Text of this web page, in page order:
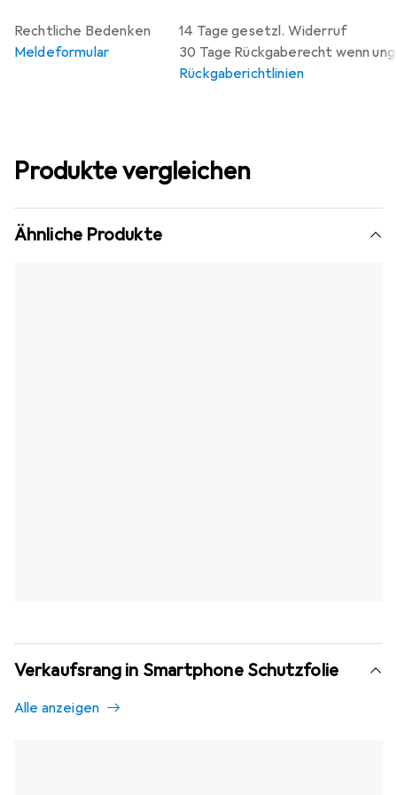
14 Tage gesetzl. Widerruf
30 Tage Rückgaberecht wenn
Rückgaberichtlinien
Rechtliche Bedenken
Meldeformular
Produkte vergleichen
Ähnliche Produkte
Verkaufsrang in Smartphone Schutzfolie
Alle anzeigen